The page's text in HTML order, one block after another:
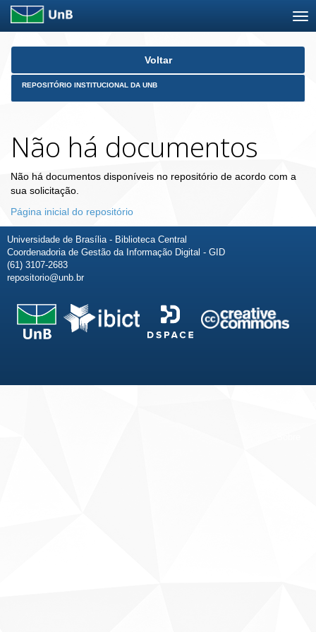
Skip
Voltar
REPOSITÓRIO INSTITUCIONAL DA UNB
Não há documentos
Não há documentos disponíveis no repositório de acordo com a
sua solicitação.
Página inicial do repositório
Universidade de Brasília - Biblioteca Central
Coordenadoria de Gestão da Informação Digital - GID
(61) 3107-2683
repositorio@unb.br